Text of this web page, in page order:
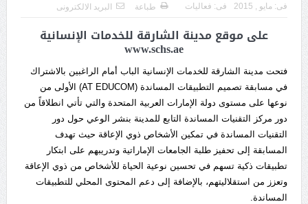
فى: مايو , 2015 فى: فعاليات طباعة البريد الالكترونى
على موقع مدينة الشارقة للخدمات الإنسانية
www.schs.ae
فتحت مدينة الشارقة للخدمات الإنسانية الباب أمام الراغبين بالاشتراك
في مسابقة تصميم التطبيقات المساندة (AT EDUCOM) الأولى من
نوعها على مستوى دولة الإمارات العربية المتحدة والتي تأتي انطلاقاً من
دور مركز التقنيات المساندة التابع للمدينة بنشر الوعي حول دور
التقنيات المساندة في تمكين الأشخاص ذوي الإعاقة حيث تهدف
المسابقة إلى تحفيز طلبة الجامعات الإماراتية وتدريبهم على ابتكار
تطبيقات ذكية تسهم في تحسين نوعية الحياة للأشخاص من ذوي الإعاقة
وتعزز من استقلاليتهم، بالإضافة إلى دعم المحتوى المحلي للتطبيقات
المساندة.